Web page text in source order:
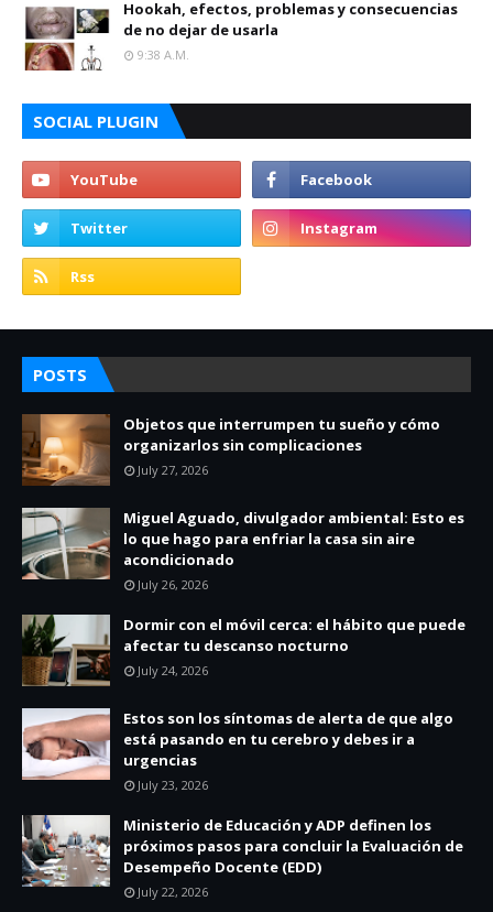
Hookah, efectos, problemas y consecuencias
de no dejar de usarla
9:38 A.m.
SOCIAL PLUGIN
POSTS
Objetos que interrumpen tu sueño y cómo
organizarlos sin complicaciones
July 27, 2026
Miguel Aguado, divulgador ambiental: Esto es
lo que hago para enfriar la casa sin aire
acondicionado
July 26, 2026
Dormir con el móvil cerca: el hábito que puede
afectar tu descanso nocturno
July 24, 2026
Estos son los síntomas de alerta de que algo
está pasando en tu cerebro y debes ir a
urgencias
July 23, 2026
Ministerio de Educación y ADP definen los
próximos pasos para concluir la Evaluación de
Desempeño Docente (EDD)
July 22, 2026